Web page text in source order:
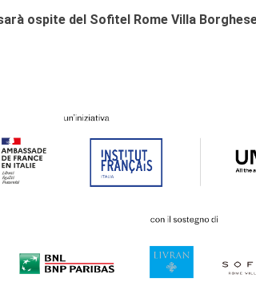
ospite del Sofitel Rome Villa